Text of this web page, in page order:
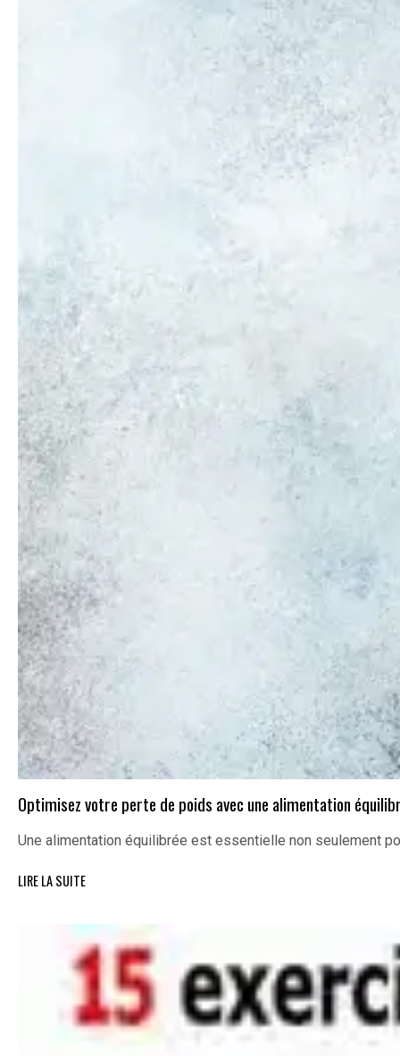
Optimisez votre perte de poids avec une alimentation
Une alimentation équilibrée est essentielle non seulement
LIRE LA SUITE